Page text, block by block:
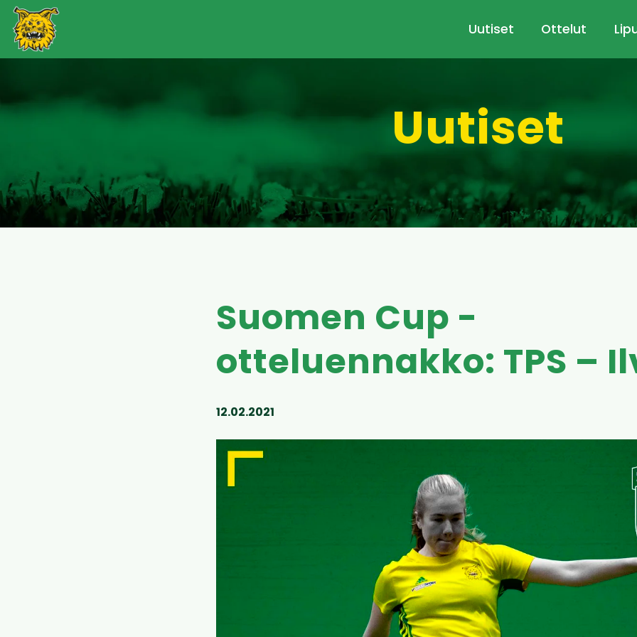
Uutiset Ottelut
Uutiset
Suomen Cup -
otteluennakko: TPS –
12.02.2021